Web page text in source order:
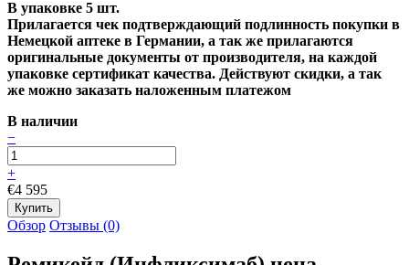
В упаковке 5 шт.
Прилагается чек подтверждающий подлинность покупки в
Немецкой аптеке в Германии, а так же прилагаются
оригинальные документы от производителя, на каждой
упаковке сертификат качества. Действуют скидки, а так
же можно заказать наложенным платежом
В наличии
−
+
€4 595
Обзор Отзывы (0)